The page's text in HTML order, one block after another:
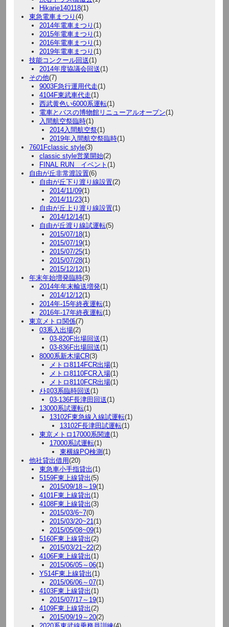
Hikarie140118(1)
東急電車まつり (4)
2014年電車まつり (1)
2015年電車まつり (1)
2016年電車まつり (1)
2019年電車まつり (1)
技能コンクール回送(1)
2014年度協議会回送(1)
その他(7)
9003F急行運用代走(1)
4104F東武車代走(1)
西武黄色い6000系運転(1)
電車とバスの博物館リニューアルオープン(1)
入間航空祭臨時(1)
2014入間航空祭(1)
2019年入間航空祭臨時(1)
7601Fclassic style(3)
classic style営業開始(2)
FINAL RUN イベント (1)
自由が丘非常渡設置(6)
自由が丘下り渡り線設置(2)
2014/11/09(1)
2014/11/23(1)
自由が丘上り渡り線設置(1)
2014/12/14(1)
自由が丘渡り線試運転(5)
2015/07/18(1)
2015/07/19(1)
2015/07/25(1)
2015/07/28(1)
2015/12/12(1)
年末年始増発臨時(3)
2014年年末輸送増発(1)
2014/12/12(1)
2014年-15年終夜運転(1)
2016年-17年終夜運転(1)
東京メトロ関係(7)
03系入出場(2)
03-820F出場回送(1)
03-836F出場回送(1)
8000系新木場CR(3)
メトロ8114FCR出場(1)
メトロ8110FCR入場(1)
メトロ8110FCR出場(1)
ﾒﾄﾛ03系臨時回送(1)
03-136F長津田回送(1)
13000系試運転(1)
13102F東急線入線試運転(1)
13102F長津田試運転(1)
東京メトロ17000系関連(1)
17000系試運転(1)
東横線PQ検測 (1)
他社貸出借用(20)
東急車小手指貸出(1)
5159F東上線貸出(5)
2015/09/18～19(1)
4101F東上線貸出(1)
4108F東上線貸出(3)
2015/03/6~7(0)
2015/03/20~21(1)
2015/05/08~09(1)
5160F東上線貸出(2)
2015/03/21~22(2)
4106F東上線貸出(1)
2015/06/05～06(1)
Y514F東上線貸出(1)
2015/06/06～07(1)
4103F東上線貸出(1)
2015/07/17～19(1)
4109F東上線貸出(2)
2015/09/19～20(2)